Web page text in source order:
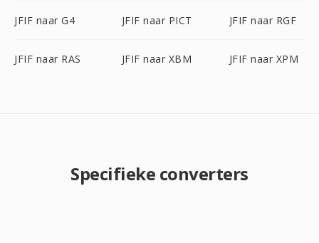
JFIF naar G4 JFIF naar PICT JFIF naar RGF
JFIF naar RAS JFIF naar XBM JFIF naar XPM
Specifieke converters